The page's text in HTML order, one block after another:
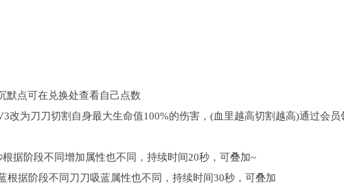
默点可在兑换处查看自己点数
改为刀刀切割自身最大生命值100%的伤害，(血里越高切割越高)通过会员
据阶段不同增加属性也不同，持续时间20秒，可叠加~
据阶段不同刀刀吸蓝属性也不同，持续时间30秒，可叠加